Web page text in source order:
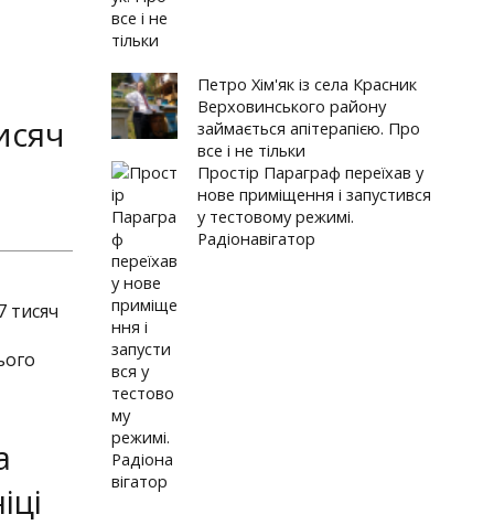
тисяч
Петро Хім'як із села Красник
Верховинського району
займається апітерапією. Про
все і не тільки
Простір Параграф переїхав у
нове приміщення і запустився
у тестовому режимі.
Радіонавігатор